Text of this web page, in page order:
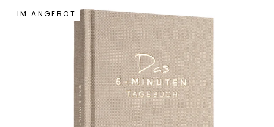
IM ANGEBOT